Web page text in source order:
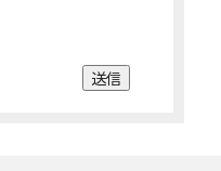
送信